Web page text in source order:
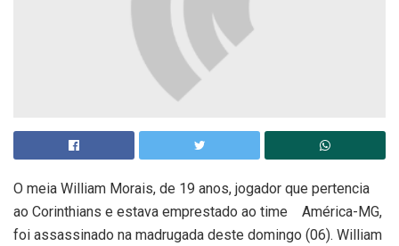
O meia William Morais, de 19 anos, jogador que pertencia
ao Corinthians e estava emprestado ao time América-MG,
foi assassinado na madrugada deste domingo (06). William